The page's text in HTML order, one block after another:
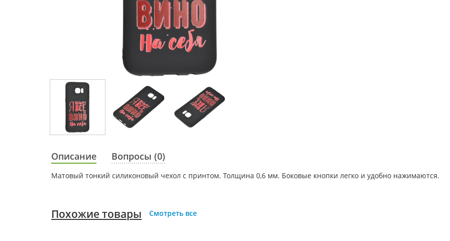
Описание Вопросы (0)
Матовый тонкий силиконовый чехол с принтом. Толщина 0,6 мм. Боковые кнопки легко и удобно нажимаются.
Похожие товары Смотреть все